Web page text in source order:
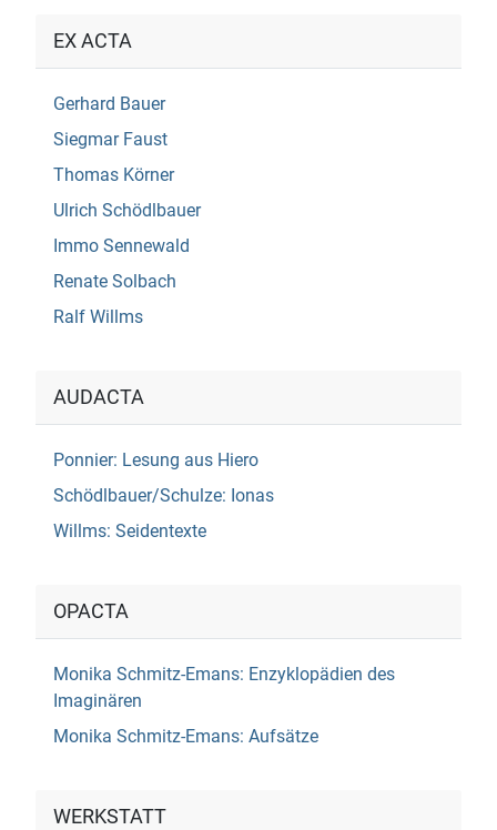
EX ACTA
Gerhard Bauer
Siegmar Faust
Thomas Körner
Ulrich Schödlbauer
Immo Sennewald
Renate Solbach
Ralf Willms
AUDACTA
Ponnier: Lesung aus Hiero
Schödlbauer/Schulze: Ionas
Willms: Seidentexte
OPACTA
Monika Schmitz-Emans: Enzyklopädien des
Imaginären
Monika Schmitz-Emans: Aufsätze
WERKSTATT